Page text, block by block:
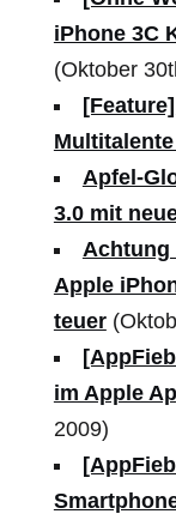
iPhone 3C
(Oktober
Apfel-
3.0 mit
Achtung
Apple
teuer
im Apple
2009)